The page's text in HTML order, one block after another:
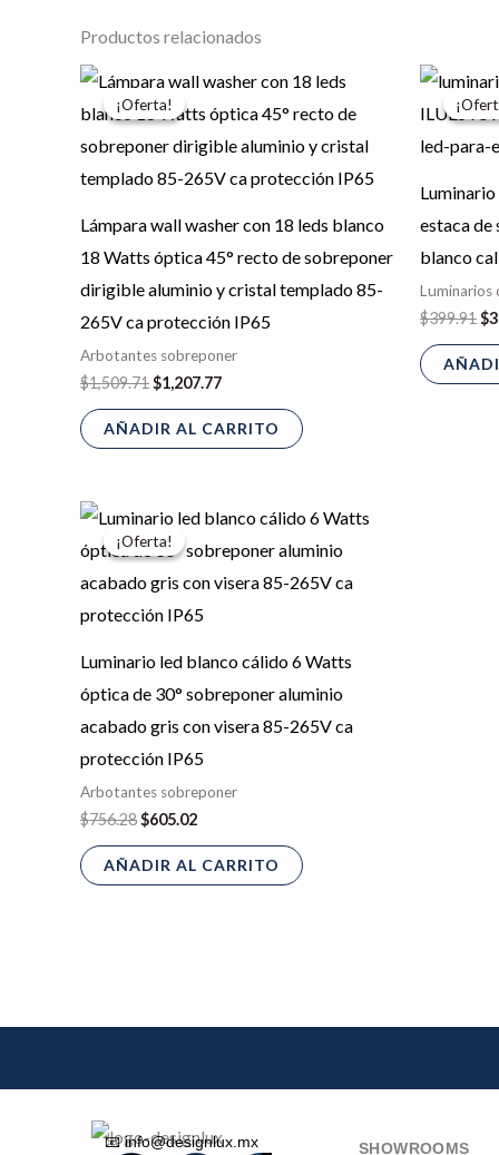
Productos relacionados
¡Oferta!
¡Oferta!
Lámpara wall washer con 18 leds blanco
18 Watts óptica 45° recto de sobreponer
dirigible aluminio y cristal templado 85-
265V ca protección IP65
Arbotantes sobreponer
$1,509.71
precio
original
$1,509.71.
$1,207.77
El
precio
actual
$1,207.77.
AÑADIR AL CARRITO
estaca de
blanco
Luminarios
$399.91$
¡Oferta!
¡Oferta!
Luminario led blanco cálido 6 Watts
óptica de 30° sobreponer aluminio
acabado gris con visera 85-265V ca
protección IP65
Arbotantes sobreponer
$756.28
precio
original
$756.28.
$605.02
El
precio
actual
$605.02.
AÑADIR AL CARRITO
📧 info@designlux.mx SHOWROOMS